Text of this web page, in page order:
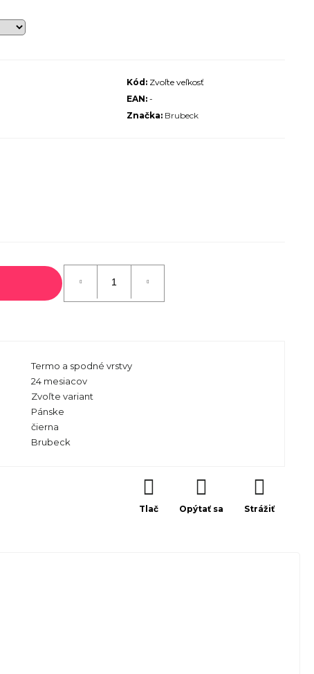
Kód: Zvoľte veľkosť
Značka: Brubeck
EAN: -
Termo a spodné vrstvy
24 mesiacov
Zvoľte variant
Pánske
čierna
Brubeck
Tlač Opýtať sa Strážiť
/ COOL GREY REFLECTIVE